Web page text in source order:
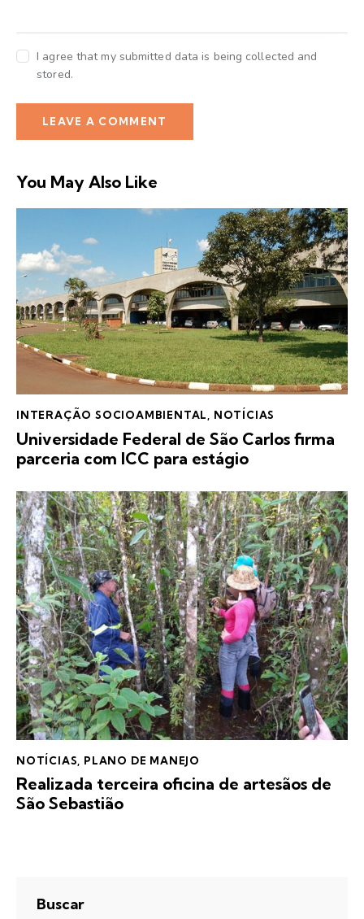
I agree that my submitted data is being collected and
stored.
You May Also Like
INTERAÇÃO SOCIOAMBIENTAL, NOTÍCIAS
Universidade Federal de São Carlos firma
parceria com ICC para estágio
NOTÍCIAS PLANO DE MANEJO
Realizada terceira oficina de artesãos de
São Sebastião
Buscar